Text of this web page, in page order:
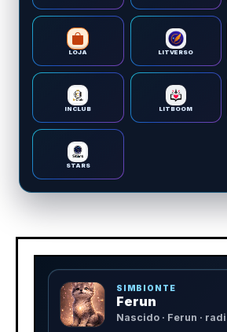
LOJA LITVERSO
INCLUB LITBOOM
STARS
SIMBIONTE
Ferun
Nascido · Ferun ·